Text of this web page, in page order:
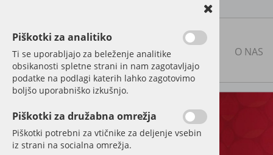
NAŠA PONUDBA O NAS
MEHANIZACIJA
NOVA MEHANIZACIJA IN
PRIKLJUČKI
Piškotki za analitiko
Ti se uporabljajo za beleženje analitike
obsikanosti spletne strani in nam zagotavljajo
podatke na podlagi katerih lahko zagotovimo
boljšo uporabniško izkušnjo.
Piškotki za družabna omrežja
Piškotki potrebni za vtičnike za deljenje vsebin
iz strani na socialna omrežja.